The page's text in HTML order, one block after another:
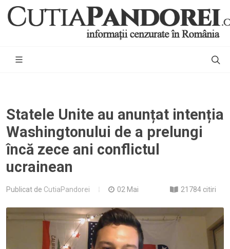
Statele Unite au anunțat intenția
Washingtonului de a prelungi
încă zece ani conflictul
ucrainean
Publicat de CutiaPandorei 02 Mai 21784 citiri